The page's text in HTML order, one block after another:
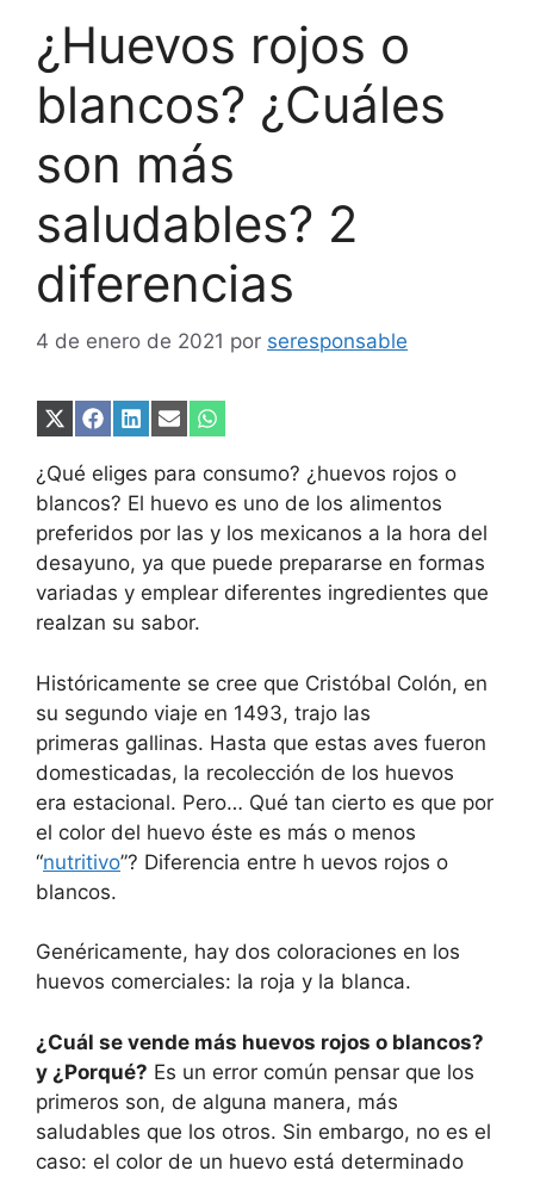
¿Huevos rojos o
blancos? ¿Cuáles
son más
saludables? 2
diferencias
4 de enero de 2021 por seresponsable
Compartir
X
(Twitter)
Compartir
Facebook
Compartir
LinkedIn
Compartir
Email
Compartir
WhatsApp
¿Qué eliges para consumo? ¿huevos rojos o
blancos? El huevo es uno de los alimentos
preferidos por las y los mexicanos a la hora del
desayuno, ya que puede prepararse en formas
variadas y emplear diferentes ingredientes que
realzan su sabor.
Históricamente se cree que Cristóbal Colón, en
su segundo viaje en 1493, trajo las
primeras gallinas. Hasta que estas aves fueron
domesticadas, la recolección de los huevos
era estacional. Pero… Qué tan cierto es que por
el color del huevo éste es más o menos
“nutritivo”? Diferencia entre h uevos rojos o
blancos.
Genéricamente, hay dos coloraciones en los
huevos comerciales: la roja y la blanca.
¿Cuál se vende más huevos rojos o blancos?
y ¿Porqué? Es un error común pensar que los
primeros son, de alguna manera, más
saludables que los otros. Sin embargo, no es el
caso: el color de un huevo está determinado